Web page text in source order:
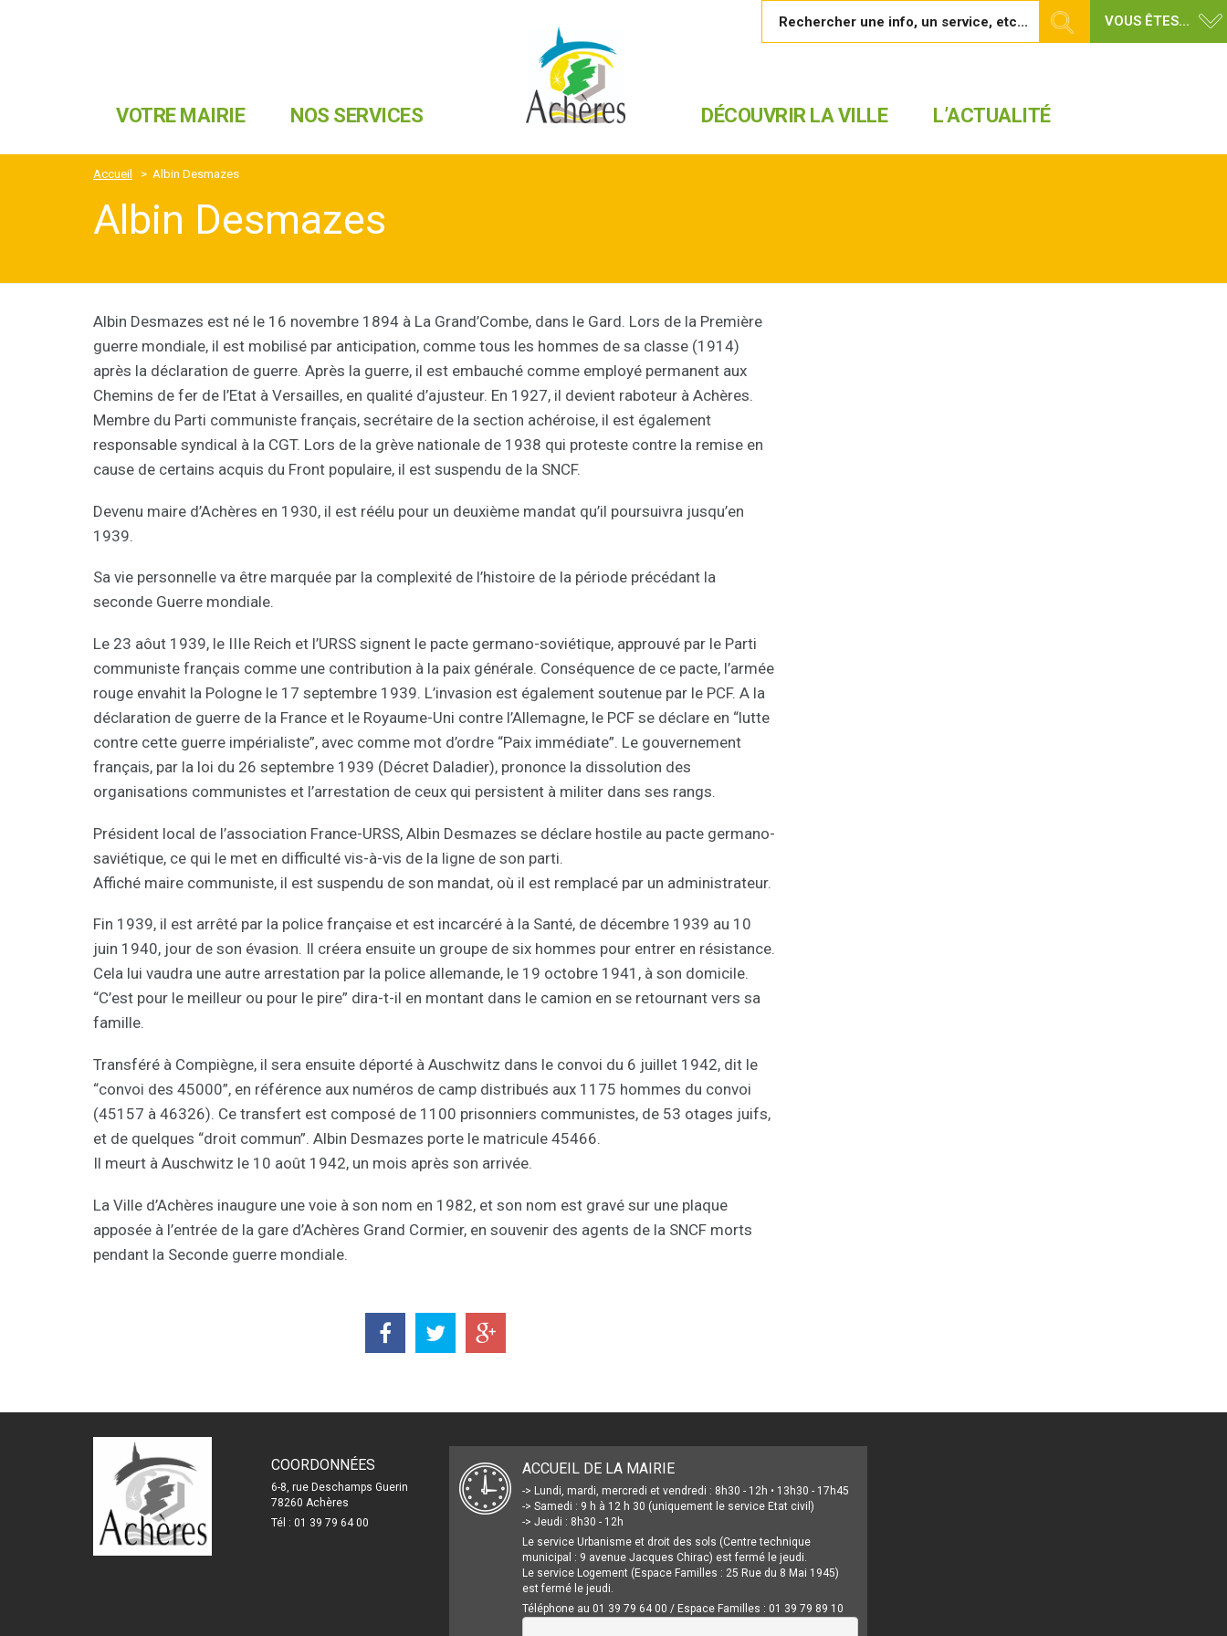
VOUS ÊTES...
VOTRE MAIRIE NOS SERVICES DÉCOUVRIR LA VILLE L’ACTUALITÉ
Accueil > Albin Desmazes
Albin Desmazes
Albin Desmazes est né le 16 novembre 1894 à La Grand’Combe, dans le Gard. Lors de la Première
guerre mondiale, il est mobilisé par anticipation, comme tous les hommes de sa classe (1914)
après la déclaration de guerre. Après la guerre, il est embauché comme employé permanent aux
Chemins de fer de l’Etat à Versailles, en qualité d’ajusteur. En 1927, il devient raboteur à Achères.
Membre du Parti communiste français, secrétaire de la section achéroise, il est également
responsable syndical à la CGT. Lors de la grève nationale de 1938 qui proteste contre la remise en
cause de certains acquis du Front populaire, il est suspendu de la SNCF.
Devenu maire d’Achères en 1930, il est réélu pour un deuxième mandat qu’il poursuivra jusqu’en
1939.
Sa vie personnelle va être marquée par la complexité de l’histoire de la période précédant la
seconde Guerre mondiale.
Le 23 aôut 1939, le IIIe Reich et l’URSS signent le pacte germano-soviétique, approuvé par le Parti
communiste français comme une contribution à la paix générale. Conséquence de ce pacte, l’armée
rouge envahit la Pologne le 17 septembre 1939. L’invasion est également soutenue par le PCF. A la
déclaration de guerre de la France et le Royaume-Uni contre l’Allemagne, le PCF se déclare en “lutte
contre cette guerre impérialiste”, avec comme mot d’ordre “Paix immédiate”. Le gouvernement
français, par la loi du 26 septembre 1939 (Décret Daladier), prononce la dissolution des
organisations communistes et l’arrestation de ceux qui persistent à militer dans ses rangs.
Président local de l’association France-URSS, Albin Desmazes se déclare hostile au pacte germano-
saviétique, ce qui le met en difficulté vis-à-vis de la ligne de son parti.
Affiché maire communiste, il est suspendu de son mandat, où il est remplacé par un administrateur.
Fin 1939, il est arrêté par la police française et est incarcéré à la Santé, de décembre 1939 au 10
juin 1940, jour de son évasion. Il créera ensuite un groupe de six hommes pour entrer en résistance.
Cela lui vaudra une autre arrestation par la police allemande, le 19 octobre 1941, à son domicile.
“C’est pour le meilleur ou pour le pire” dira-t-il en montant dans le camion en se retournant vers sa
famille.
Transféré à Compiègne, il sera ensuite déporté à Auschwitz dans le convoi du 6 juillet 1942, dit le
“convoi des 45000”, en référence aux numéros de camp distribués aux 1175 hommes du convoi
(45157 à 46326). Ce transfert est composé de 1100 prisonniers communistes, de 53 otages juifs,
et de quelques “droit commun”. Albin Desmazes porte le matricule 45466.
Il meurt à Auschwitz le 10 août 1942, un mois après son arrivée.
La Ville d’Achères inaugure une voie à son nom en 1982, et son nom est gravé sur une plaque
apposée à l’entrée de la gare d’Achères Grand Cormier, en souvenir des agents de la SNCF morts
pendant la Seconde guerre mondiale.
COORDONNÉES
6-8, rue Deschamps Guerin
78260 Achères
Tél : 01 39 79 64 00
ACCUEIL DE LA MAIRIE
-> Lundi, mardi, mercredi et vendredi : 8h30 - 12h • 13h30 - 17h45
-> Samedi : 9 h à 12 h 30 (uniquement le service Etat civil)
-> Jeudi : 8h30 - 12h
Le service Urbanisme et droit des sols (Centre technique
municipal : 9 avenue Jacques Chirac) est fermé le jeudi.
Le service Logement (Espace Familles : 25 Rue du 8 Mai 1945)
est fermé le jeudi.
Téléphone au 01 39 79 64 00 / Espace Familles : 01 39 79 89 10